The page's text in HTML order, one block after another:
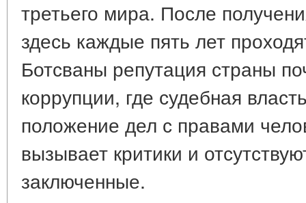
третьего мира. После
здесь каждые пять лет
Ботсваны репутация страны
коррупции, где судебная
положение дел с правами
вызывает критики и
заключенные.